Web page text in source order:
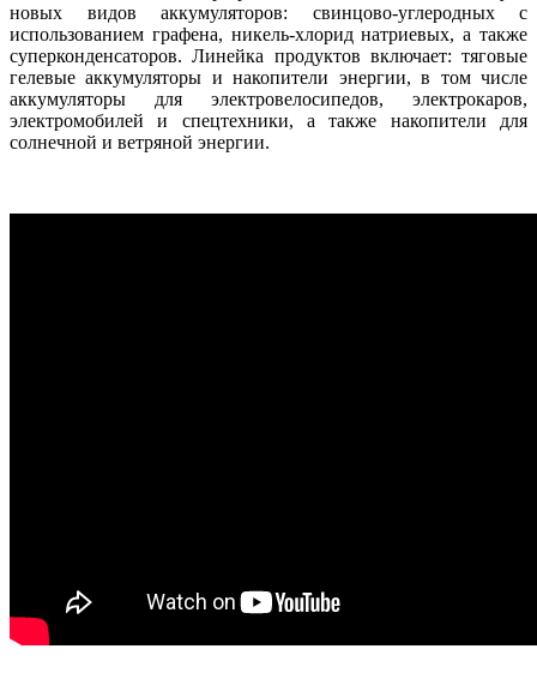
новых видов аккумуляторов: свинцово-углеродных с
использованием графена, никель-хлорид натриевых, а также
суперконденсаторов. Линейка продуктов включает: тяговые
гелевые аккумуляторы и накопители энергии, в том числе
аккумуляторы для электровелосипедов, электрокаров,
электромобилей и спецтехники, а также накопители для
солнечной и ветряной энергии.